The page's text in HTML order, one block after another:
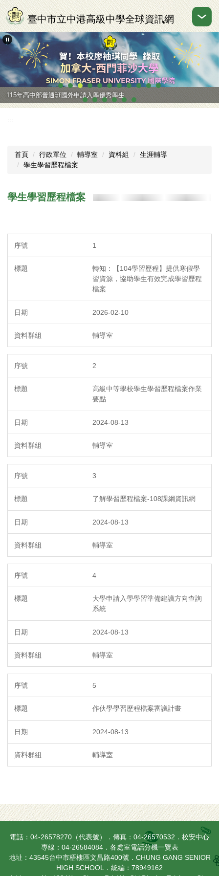
跳
到
主
要
區
臺中市立中港高級中學全球資訊網
115年高中部普通班國外申請入學優秀學生
:::
首頁 行政單位 輔導室 資料組
生涯輔導
學生學習歷程檔案
學生學習歷程檔案
1
轉知：【104學習歷程】提供寒假學
習資源，協助學生有效完成學習歷程
檔案
2026-02-10
輔導室
2
高級中等學校學生學習歷程檔案作業
要點
2024-08-13
輔導室
3
了解學習歷程檔案-108課綱資訊網
2024-08-13
輔導室
4
大學申請入學學習準備建議方向查詢
系統
2024-08-13
輔導室
5
作伙學學習歷程檔案審議計畫
2024-08-13
輔導室
電話：04-26578270（代表號）．傳真：04-26570532．校安中心
專線：04-26584084． 各處室電話分機一覽表
地址：43545台中市梧棲區文昌路400號．CHUNG GANG SENIOR
HIGH SCHOOL．統編：78949162